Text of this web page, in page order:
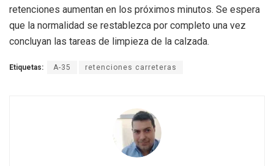
retenciones aumentan en los próximos minutos. Se espera
que la normalidad se restablezca por completo una vez
concluyan las tareas de limpieza de la calzada.
Etiquetas: A-35 retenciones carreteras